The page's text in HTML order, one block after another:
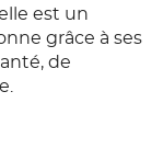
est un
grâce à ses
de